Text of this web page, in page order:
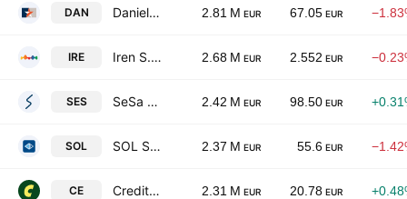
DAN Danieli & C. Officine Meccaniche S.p.A. 2.81 M EUR 67.05 EUR
IRE Iren S.p.A. 2.68 M EUR 2.552 EUR
SES SeSa S.p.A. 2.42 M EUR 98.50 EUR
SOL SOL S.p.A. 2.37 M EUR 55.6 EUR
CE Credito Emiliano S.p.A. 2.31 M EUR 20.78 EUR